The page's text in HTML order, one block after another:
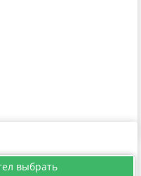
выбрать